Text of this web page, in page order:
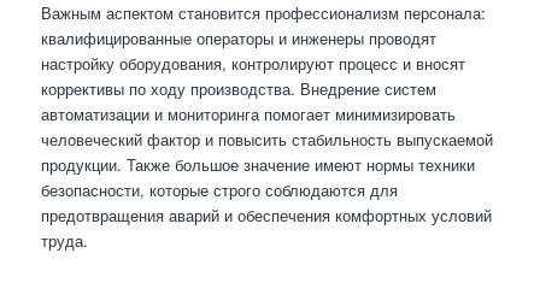
Важным аспектом становится профессионализм персонала:
квалифицированные операторы и инженеры проводят
настройку оборудования, контролируют процесс и вносят
коррективы по ходу производства. Внедрение систем
автоматизации и мониторинга помогает минимизировать
человеческий фактор и повысить стабильность выпускаемой
продукции. Также большое значение имеют нормы техники
безопасности, которые строго соблюдаются для
предотвращения аварий и обеспечения комфортных условий
труда.